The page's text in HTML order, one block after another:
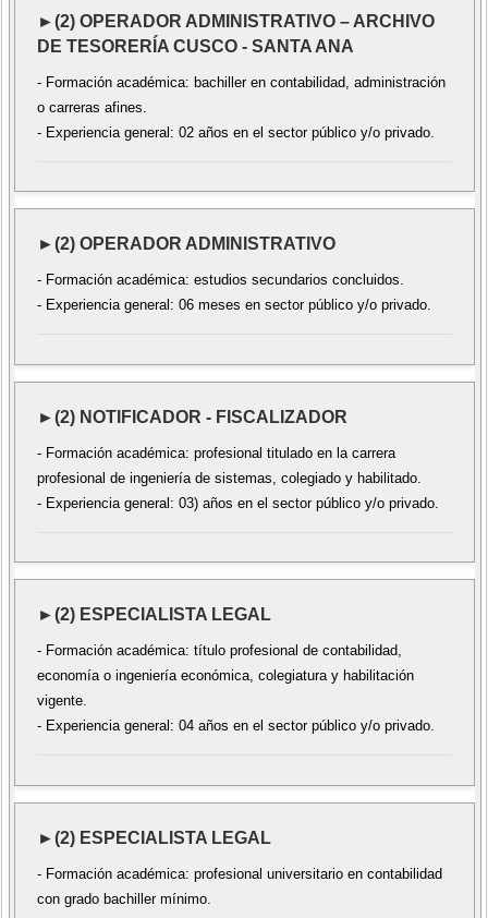
►(2) OPERADOR ADMINISTRATIVO – ARCHIVO
DE TESORERÍA CUSCO - SANTA ANA
- Formación académica: bachiller en contabilidad, administración
o carreras afines.
- Experiencia general: 02 años en el sector público y/o privado.
►(2) OPERADOR ADMINISTRATIVO
- Formación académica: estudios secundarios concluidos.
- Experiencia general: 06 meses en sector público y/o privado.
►(2) NOTIFICADOR - FISCALIZADOR
- Formación académica: profesional titulado en la carrera
profesional de ingeniería de sistemas, colegiado y habilitado.
- Experiencia general: 03) años en el sector público y/o privado.
►(2) ESPECIALISTA LEGAL
- Formación académica: título profesional de contabilidad,
economía o ingeniería económica, colegiatura y habilitación
vigente.
- Experiencia general: 04 años en el sector público y/o privado.
►(2) ESPECIALISTA LEGAL
- Formación académica: profesional universitario en contabilidad
con grado bachiller mínimo.